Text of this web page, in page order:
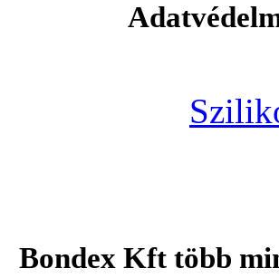
Bondex Kft több